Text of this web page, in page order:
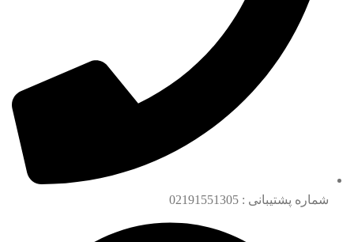
شماره پشتیبانی : 02191551305